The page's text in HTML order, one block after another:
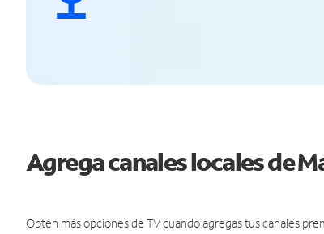
Agrega canales locales de
Obtén más opciones de TV cuando agregas tus canales